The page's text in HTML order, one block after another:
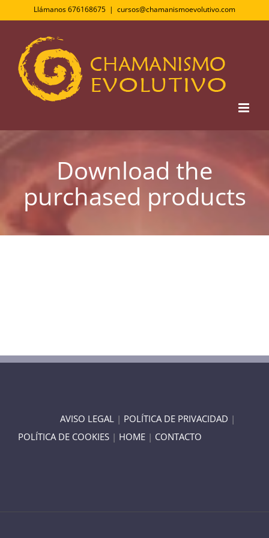
contenido
Llámanos 676168675 | cursos@chamanismoevolutivo.com
Download the
purchased products
AVISO LEGAL | POLÍTICA DE PRIVACIDAD |
POLÍTICA DE COOKIES | HOME | CONTACTO